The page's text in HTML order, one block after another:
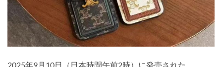
2025年9月10日（日本時間午前2時）に発売された、